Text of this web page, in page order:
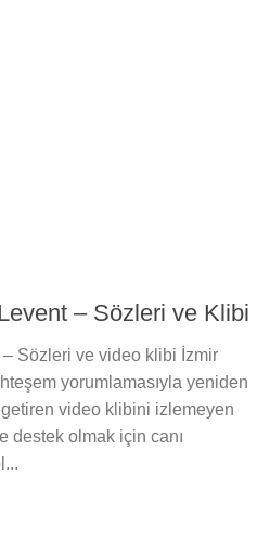
– Sözleri ve Klibi
– Sözleri ve video klibi İzmir
yorumlamasıyla yeniden
getiren video klibini izlemeyen
destek olmak için canı